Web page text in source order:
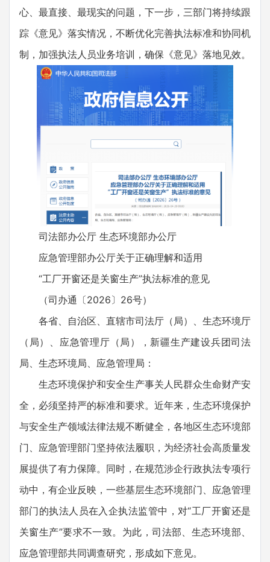
心、最直接、最现实的问题，下一步，三部门将持续跟
踪《意见》落实情况，不断优化完善执法标准和协同机
制，加强执法人员业务培训，确保《意见》落地见效。
司法部办公厅 生态环境部办公厅
应急管理部办公厅关于正确理解和适用
“工厂开窗还是关窗生产”执法标准的意见
（司办通〔2026〕26号）
各省、自治区、直辖市司法厅（局）、生态环境厅
（局）、应急管理厅（局），新疆生产建设兵团司法
局、生态环境局、应急管理局：
生态环境保护和安全生产事关人民群众生命财产安
全，必须坚持严的标准和要求。近年来，生态环境保护
与安全生产领域法律法规不断健全，各地区生态环境部
门、应急管理部门坚持依法履职，为经济社会高质量发
展提供了有力保障。同时，在规范涉企行政执法专项行
动中，有企业反映，一些基层生态环境部门、应急管理
部门的执法人员在入企执法监管中，对“工厂开窗还是
关窗生产”要求不一致。为此，司法部、生态环境部、
应急管理部共同调查研究，形成如下意见。